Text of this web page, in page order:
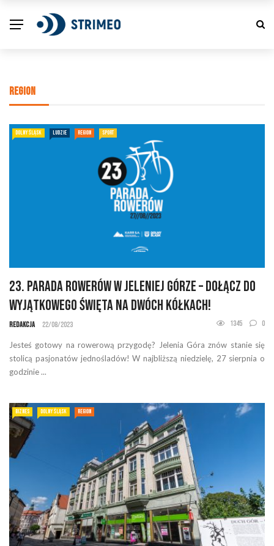
REGION
DOLNY ŚLĄSK LUDZIE REGION SPORT
23. Parada Rowerów w Jeleniej Górze – Dołącz do
wyjątkowego święta na dwóch kółkach!
Redakcja 22/08/2023 1345 0
Jesteś gotowy na rowerową przygodę? Jelenia Góra znów stanie się
stolicą pasjonatów jednośladów! W najbliższą niedzielę, 27 sierpnia o
godzinie ...
BIZNES DOLNY ŚLĄSK REGION